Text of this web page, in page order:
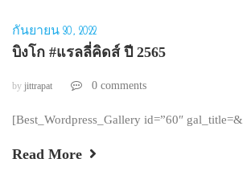
กันยายน 30, 2022
บิงโก #แรลลี่คิดส์ ปี 2565
by jittrapat 0 comments
[Best_Wordpress_Gallery id=”60″ gal_title=&
Read More